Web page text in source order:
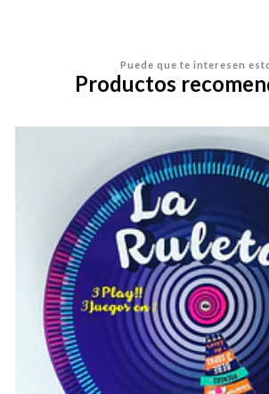
Puede que te interesen
Productos